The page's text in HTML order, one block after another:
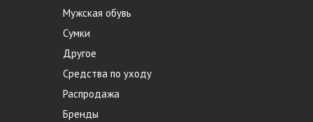
Мужская обувь
Сумки
Другое
Средства по уходу
Распродажа
Бренды